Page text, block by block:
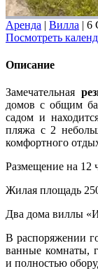
Аренда | Вилла | 6
Посмотреть
Описание
Замечательная
домов с общим
садом и
пляжа с 2
комфортного
Размещение на 12
Жилая площадь
Два дома виллы
В распоряжении
ванные комнаты,
и полностью